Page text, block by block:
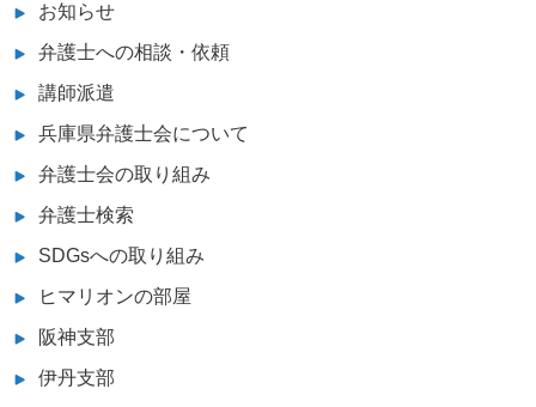
お知らせ
弁護士への相談・依頼
講師派遣
兵庫県弁護士会について
弁護士会の取り組み
弁護士検索
SDGsへの取り組み
ヒマリオンの部屋
阪神支部
伊丹支部